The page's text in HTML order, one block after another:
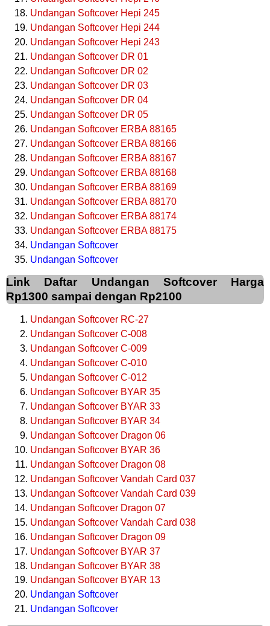
Undangan Softcover Hepi 245
Undangan Softcover Hepi 244
Undangan Softcover Hepi 243
Undangan Softcover DR 01
Undangan Softcover DR 02
Undangan Softcover DR 03
Undangan Softcover DR 04
Undangan Softcover DR 05
Undangan Softcover ERBA 88165
Undangan Softcover ERBA 88166
Undangan Softcover ERBA 88167
Undangan Softcover ERBA 88168
Undangan Softcover ERBA 88169
Undangan Softcover ERBA 88170
Undangan Softcover ERBA 88174
Undangan Softcover ERBA 88175
Undangan Softcover
Undangan Softcover
Link Daftar Undangan Softcover Harga
Rp1300 sampai dengan Rp2100
Undangan Softcover RC-27
Undangan Softcover C-008
Undangan Softcover C-009
Undangan Softcover C-010
Undangan Softcover C-012
Undangan Softcover BYAR 35
Undangan Softcover BYAR 33
Undangan Softcover BYAR 34
Undangan Softcover Dragon 06
Undangan Softcover BYAR 36
Undangan Softcover Dragon 08
Undangan Softcover Vandah Card 037
Undangan Softcover Vandah Card 039
Undangan Softcover Dragon 07
Undangan Softcover Vandah Card 038
Undangan Softcover Dragon 09
Undangan Softcover BYAR 37
Undangan Softcover BYAR 38
Undangan Softcover BYAR 13
Undangan Softcover
Undangan Softcover